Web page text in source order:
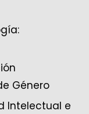
Género
Intelectual e